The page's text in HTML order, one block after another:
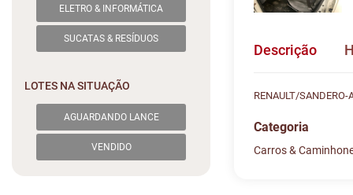
ELETRO & INFORMÁTICA
SUCATAS & RESÍDUOS
LOTES NA SITUAÇÃO
AGUARDANDO LANCE
VENDIDO
Descrição
RENAULT/
Categoria
Carros &